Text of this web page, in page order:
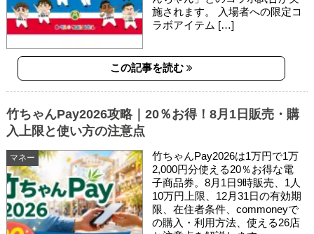
施されます。 入場者への限定コ
ラボアイテム […]
この記事を読む
マネー
竹ちゃんPay2026攻略｜20％お得！8月1日販売・購
入上限と使い方の注意点
竹ちゃんPay2026は1万円で1万
2,000円分使える20％お得な電
子商品券。8月1日9時販売、1人
10万円上限、12月31日の有効期
限、在住者条件、commoneyで
の購入・利用方法、使える26店